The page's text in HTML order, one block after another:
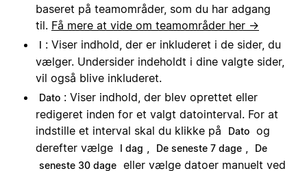
baseret på teamområder, som du har adgang
til. Få mere at vide om teamområder her →
I : Viser indhold, der er inkluderet i de sider, du
vælger. Undersider indeholdt i dine valgte sider,
vil også blive inkluderet.
Dato : Viser indhold, der blev oprettet eller
redigeret inden for et valgt datointerval. For at
indstille et interval skal du klikke på
Dato og
derefter vælge
I dag De seneste 7 dage
De
seneste 30 dage eller vælge datoer manuelt ved